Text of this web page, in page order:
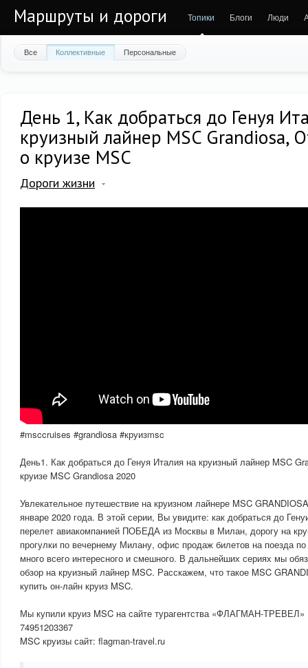
Маршруты и дороги Топики Блоги Люди
Все Коллективные Персональные
День 1, Как добраться до Генуя
круизный лайнер MSC Grandiosa,
о круизе MSC
Дороги жизни
#msccruises #grandiosa #круизmsc
День1. Как добраться до Генуя Италия на круизный лайнер MSC
круизе MSC Grandiosa 2020
Увлекательное путешествие на круизном лайнере MSC
январе 2020 года. В этой серии, Вы увидите: как добраться до
перелет авиакомпанией ПОБЕДА из Москвы в Милан, дорогу на
прогулки по вечернему Милану, офис продаж билетов на поезда
много всего интересного и смешного. В дальнейших сериях мы
обзор на круизный лайнер MSC. Расскажем, что такое MSC
купить он-лайн круиз MSC.
Мы купили круиз MSC на сайте турагентства «ФЛАГМАН-
74951203367
MSC круизы сайт: flagman-travel.ru